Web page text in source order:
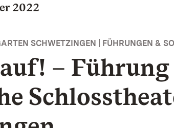
2022
SCHWETZINGEN | FÜHRUNGEN &
– Führung